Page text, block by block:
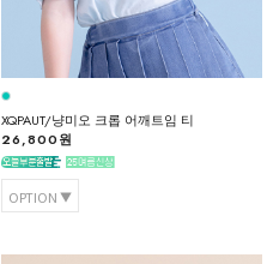
XQPAUT/냥미오 크롭 어깨트임 티
26,800원
OPTION